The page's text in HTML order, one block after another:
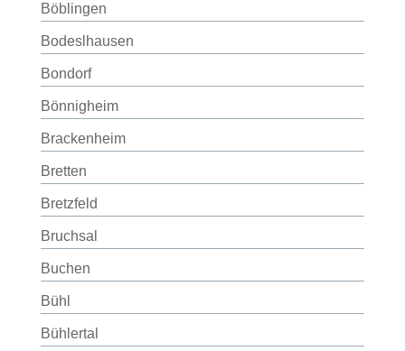
Böblingen
Bodeslhausen
Bondorf
Bönnigheim
Brackenheim
Bretten
Bretzfeld
Bruchsal
Buchen
Bühl
Bühlertal